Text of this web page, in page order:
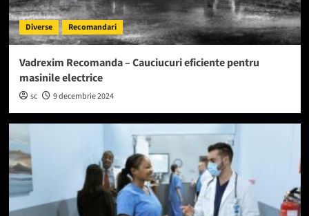
Diverse Recomandari
Vadrexim Recomanda – Cauciucuri eficiente pentru
masinile electrice
sc 9 decembrie 2024